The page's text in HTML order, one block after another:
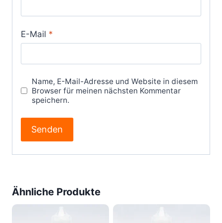
E-Mail *
Name, E-Mail-Adresse und Website in diesem
Browser für meinen nächsten Kommentar
speichern.
Ähnliche Produkte